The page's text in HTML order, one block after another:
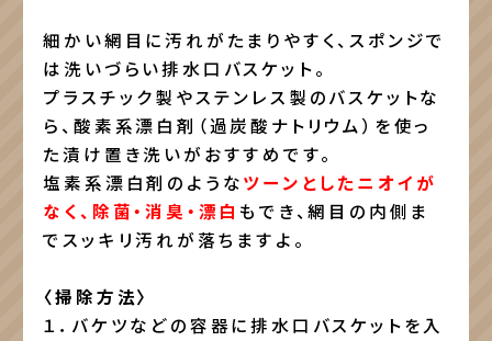
細かい網目に汚れがたまりやすく、スポンジで
は洗いづらい排水口バスケット。
プラスチック製やステンレス製のバスケットな
ら、酸素系漂白剤（過炭酸ナトリウム）を使っ
た漬け置き洗いがおすすめです。
塩素系漂白剤のようなツーンとしたニオイが
なく、除菌・消臭・漂白 もでき、網目の内側ま
でスッキリ汚れが落ちますよ。
〈掃除方法〉
１．バケツなどの容器に排水口バスケットを入